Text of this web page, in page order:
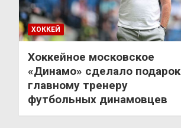
ХОККЕЙ
Хоккейное московское
«Динамо» сделало подарок
главному тренеру
футбольных динамовцев